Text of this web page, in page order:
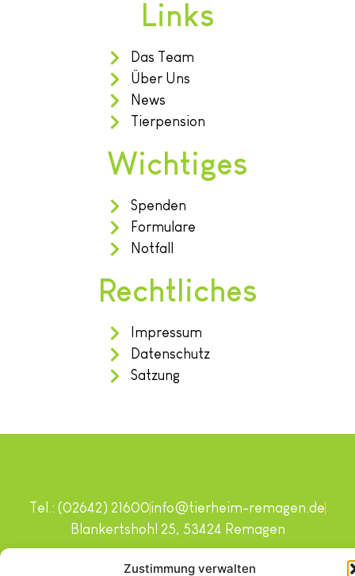
Zustimmung verwalten
Links
Das Team
Über Uns
News
Tierpension
Wichtiges
Spenden
Formulare
Notfall
Rechtliches
Impressum
Datenschutz
Satzung
Copyright © 2024. Alle Rechte vorbehalten.
Tel.: (02642) 21600info@tierheim-remagen.de
Blankertshohl 25, 53424 Remagen